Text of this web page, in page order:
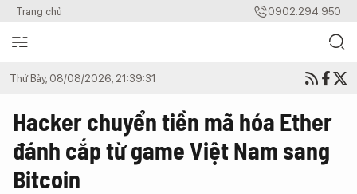
Trang chủ 0902.294.950
Thứ Bảy, 08/08/2026, 21:39:31
Hacker chuyển tiền mã hóa Ether
đánh cắp từ game Việt Nam sang
Bitcoin